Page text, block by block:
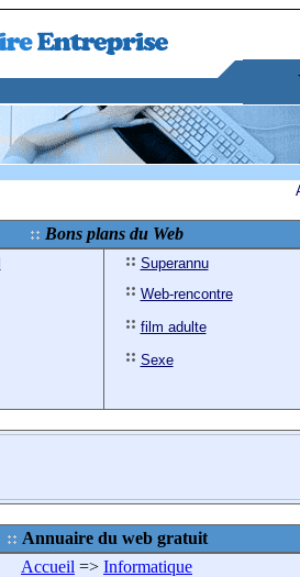
Bons plans du Web
Superannu
Web-rencontre
film adulte
Sexe
Annuaire du web gratuit
Accueil => Informatique